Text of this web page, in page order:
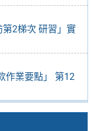
第2梯次 研習」實
作業要點」 第12